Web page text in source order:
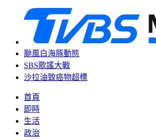
颱風白海豚動態
SBS歌謠大戰
沙拉油致癌物超標
首頁
即時
生活
政治